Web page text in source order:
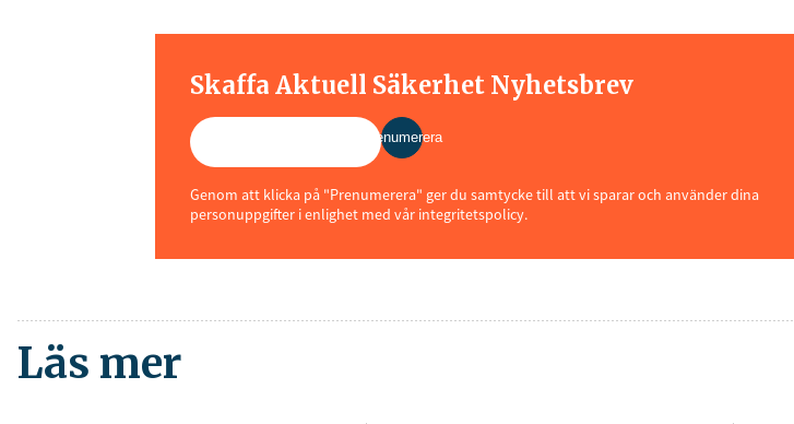
Skaffa Aktuell Säkerhet Nyhetsbrev
Prenumerera
Genom att klicka på "Prenumerera" ger du samtycke till att vi sparar och använder dina
personuppgifter i enlighet med vår integritetspolicy.
Läs mer